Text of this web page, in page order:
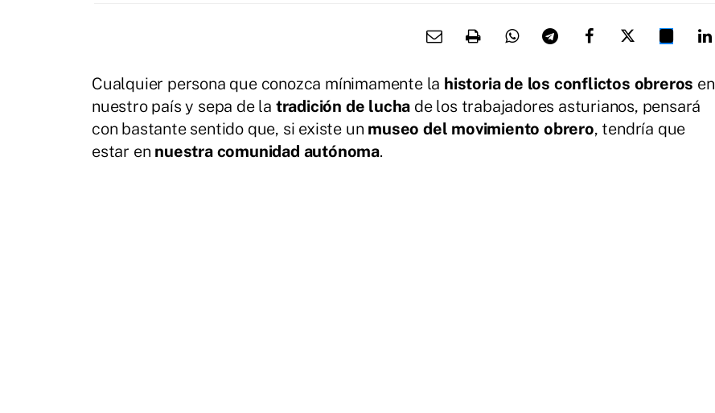
Cualquier persona que conozca mínimamente la historia de los conflictos obreros en
nuestro país y sepa de la tradición de lucha de los trabajadores asturianos, pensará
con bastante sentido que, si existe un museo del movimiento obrero, tendría que
estar en nuestra comunidad autónoma.